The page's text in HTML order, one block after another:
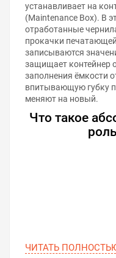
устанавливает на
(Maintenance Box). В
отработанные
прокачки
записываются
защищает контейнер
заполнения ёмкости
впитывающую губку
меняют на новый.
Что такое
ЧИТАТЬ